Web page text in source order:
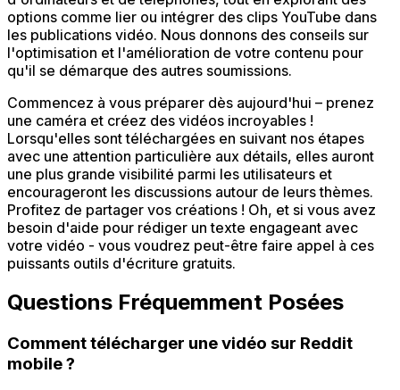
options comme lier ou intégrer des clips YouTube dans
les publications vidéo. Nous donnons des conseils sur
l'optimisation et l'amélioration de votre contenu pour
qu'il se démarque des autres soumissions.
Commencez à vous préparer dès aujourd'hui – prenez
une caméra et créez des vidéos incroyables !
Lorsqu'elles sont téléchargées en suivant nos étapes
avec une attention particulière aux détails, elles auront
une plus grande visibilité parmi les utilisateurs et
encourageront les discussions autour de leurs thèmes.
Profitez de partager vos créations ! Oh, et si vous avez
besoin d'aide pour rédiger un texte engageant avec
votre vidéo - vous voudrez peut-être faire appel à ces
puissants outils d'écriture gratuits.
Questions Fréquemment Posées
Comment télécharger une vidéo sur Reddit
mobile ?